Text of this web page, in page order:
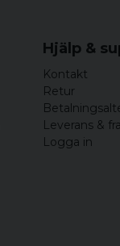
Hjälp &
Kontakt
Retur
Leverans &
Logga in